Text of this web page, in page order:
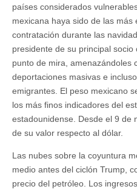
países considerados
mexicana haya sido de las más
contratación durante las
presidente de su principal
punto de mira, amenazándoles
deportaciones masivas e
emigrantes. El peso mexicano
los más finos indicadores del
estadounidense. Desde el 9 de
de su valor respecto al dólar.
Las nubes sobre la coyuntura
medio antes del ciclón Trump,
precio del petróleo. Los